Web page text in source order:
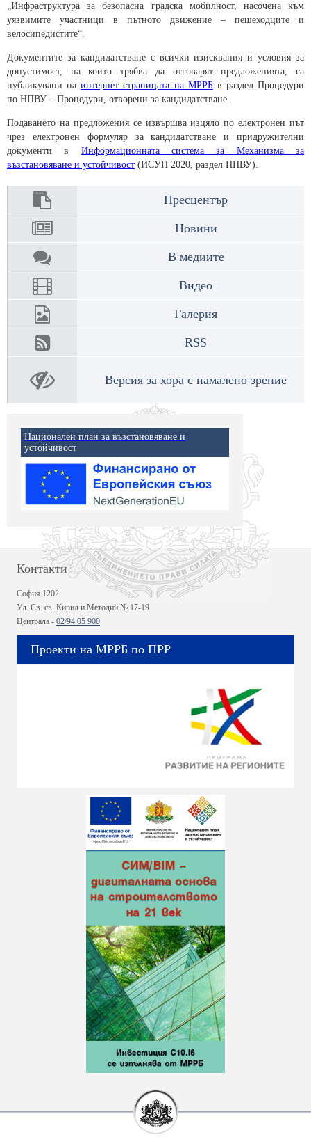
„Инфраструктура за безопасна градска мобилност, насочена към
уязвимите участници в пътното движение – пешеходците и
велосипедистите“.
Документите за кандидатстване с всички изисквания и условия за
допустимост, на които трябва да отговарят предложенията, са
публикувани наинтернет страницата на МРРБв раздел Процедури
по НПВУ – Процедури, отворени за кандидатстване.
Подаването на предложения се извършва изцяло по електронен път
чрез електронен формуляр за кандидатстване и придружителни
документи в Информационната система за Механизма за
възстановяване и устойчивост (ИСУН 2020, раздел НПВУ).
Пресцентър
Новини
В медиите
Видео
Галерия
RSS
Версия за хора с намалено зрение
Национален план за възстановяване и
устойчивост
Контакти
София 1202
Ул. Св. св. Кирил и Методий № 17-19
Централа - 02/94 05 900
Проекти на МРРБ по ПРР